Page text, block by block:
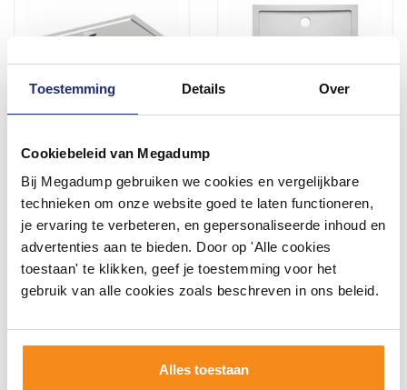
Toestemming Details Over
Cookiebeleid van Megadump
Bij Megadump gebruiken we cookies en vergelijkbare
technieken om onze website goed te laten functioneren,
je ervaring te verbeteren, en gepersonaliseerde inhoud en
advertenties aan te bieden. Door op 'Alle cookies
toestaan' te klikken, geef je toestemming voor het
gebruik van alle cookies zoals beschreven in ons beleid.
Alles toestaan
Fusion Douchebak Inbouw
3 tot 5 Werkdagen
229,75
Rechthoek Wit Verstevigd
2 - 3 Weken
229,85